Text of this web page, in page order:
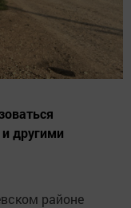
другими
районе